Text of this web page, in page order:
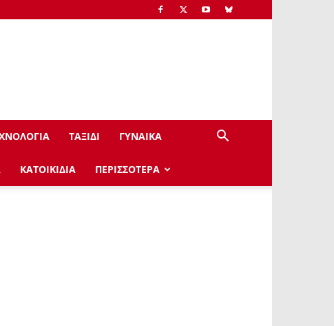
ΤΑΞΙΔΙ ΓΥΝΑΙΚΑ
ΚΑΤΟΙΚΙΔΙΑ ΠΕΡΙΣΣΟΤΕΡΑ